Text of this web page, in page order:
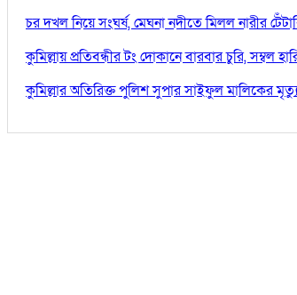
চর দখল নিয়ে সংঘর্ষ, মেঘনা নদীতে মিলল নারীর
কুমিল্লায় প্রতিবন্ধীর টং দোকানে বারবার চুরি, সম্বল
কুমিল্লার অতিরিক্ত পুলিশ সুপার সাইফুল মালিকের